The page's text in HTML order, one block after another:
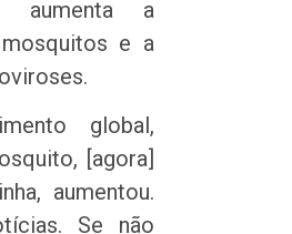
aumenta a
e a
global,
[agora]
aumentou.
Se não